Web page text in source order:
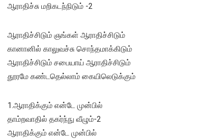
ஆராதிச்சு மறிகடந்நிடும் -2
ஆராதிச்சிடும் ஞங்கள் ஆராதிச்சிடும்
கானானில் காலுவச்சு சொந்தமாக்கிடும்
ஆராதிச்சிடும் சபையாய் ஆராதிச்சிடும்
தூரமே கண்டதெல்லாம் கையிலெடுக்கும்
1.ஆராதிக்கும் என்டே முன்பில்
தாம்றவாதில் தகர்ந்நு வீழும்-2
ஆராதிக்கும் என்டே முன்பில்